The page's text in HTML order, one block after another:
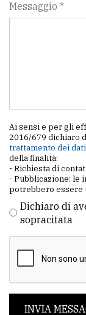
Messaggio *
Ai sensi e per gli
2016/679 dichiaro
trattamento dei
della finalità:
- Richiesta di
- Pubblicazione: le
potrebbero essere
Dichiaro di
sopracitata
INVIA